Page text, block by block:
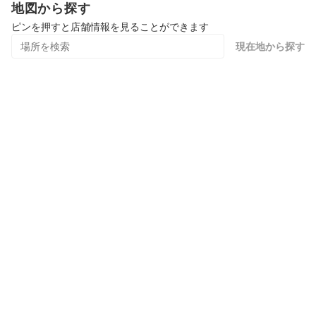
地図から探す
ピンを押すと店舗情報を見ることができます
現在地から探す